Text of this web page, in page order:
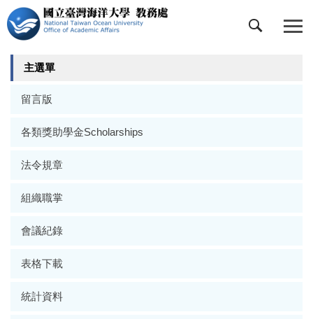
跳
到
主
要
主選單
留言版
各類獎助學金Scholarships
法令規章
組織職掌
會議紀錄
表格下載
統計資料